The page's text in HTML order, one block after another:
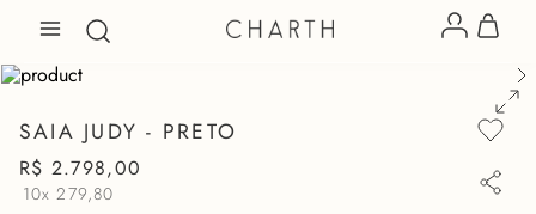
SAIA JUDY - PRETO
R$ 2.798,00
10x279,80